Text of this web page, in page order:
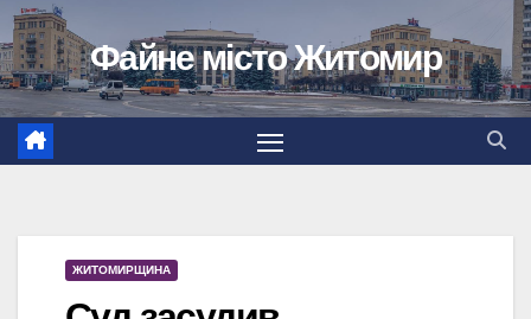
Перейти
до
вмісту
Файне місто Житомир
ЖИТОМИРЩИНА